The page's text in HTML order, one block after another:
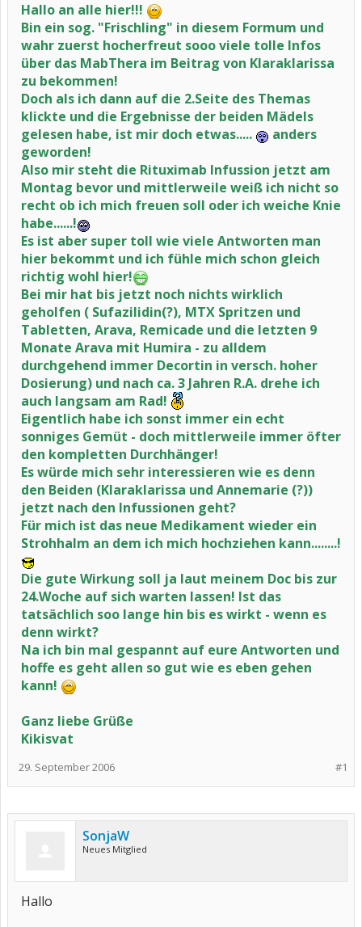
Hallo an alle hier!!!
Bin ein sog. "Frischling" in diesem Formum und
wahr zuerst hocherfreut sooo viele tolle Infos
über das MabThera im Beitrag von Klaraklarissa
zu bekommen!
Doch als ich dann auf die 2.Seite des Themas
klickte und die Ergebnisse der beiden Mädels
gelesen habe, ist mir doch etwas.....
anders
geworden!
Also mir steht die Rituximab Infussion jetzt am
Montag bevor und mittlerweile weiß ich nicht so
recht ob ich mich freuen soll oder ich weiche Knie
habe......!
Es ist aber super toll wie viele Antworten man
hier bekommt und ich fühle mich schon gleich
richtig wohl hier!
Bei mir hat bis jetzt noch nichts wirklich
geholfen ( Sufazilidin(?), MTX Spritzen und
Tabletten, Arava, Remicade und die letzten 9
Monate Arava mit Humira - zu alldem
durchgehend immer Decortin in versch. hoher
Dosierung) und nach ca. 3 Jahren R.A. drehe ich
auch langsam am Rad!
Eigentlich habe ich sonst immer ein echt
sonniges Gemüt - doch mittlerweile immer öfter
den kompletten Durchhänger!
Es würde mich sehr interessieren wie es denn
den Beiden (Klaraklarissa und Annemarie (?))
jetzt nach den Infussionen geht?
Für mich ist das neue Medikament wieder ein
Strohhalm an dem ich mich hochziehen kann........!
Die gute Wirkung soll ja laut meinem Doc bis zur
24.Woche auf sich warten lassen! Ist das
tatsächlich soo lange hin bis es wirkt - wenn es
denn wirkt?
Na ich bin mal gespannt auf eure Antworten und
hoffe es geht allen so gut wie es eben gehen
kann!
Ganz liebe Grüße
Kikisvat
#1
29. September 2006
SonjaW
Neues Mitglied
Hallo